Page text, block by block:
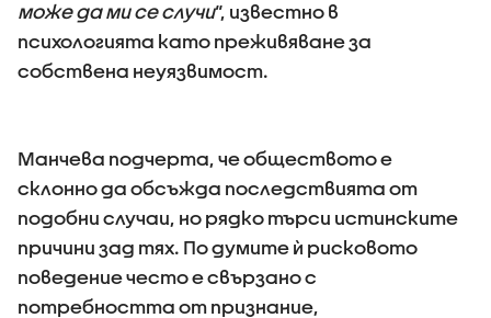
може да ми се случи“, известно в
психологията като преживяване за
собствена неуязвимост.
Манчева подчерта, че обществото е
склонно да обсъжда последствията от
подобни случаи, но рядко търси истинските
причини зад тях. По думите ѝ рисковото
поведение често е свързано с
потребността от признание,